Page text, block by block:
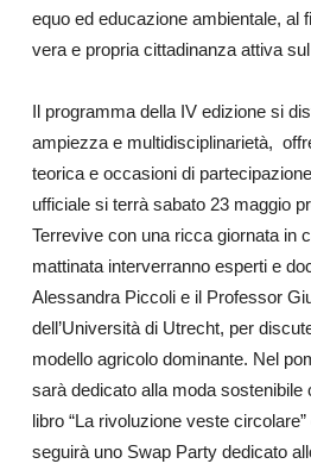
equo ed educazione ambientale, al
vera e propria cittadinanza attiva
Il programma della IV edizione si
ampiezza e multidisciplinarietà,
teorica e occasioni di
ufficiale si terrà sabato 23 maggio
Terrevive con una ricca giornata in
mattinata interverranno esperti e
Alessandra Piccoli e il Professor
dell’Università di Utrecht, per
modello agricolo dominante. Nel
sarà dedicato alla moda sostenibile
libro “La rivoluzione veste
seguirà uno Swap Party dedicato